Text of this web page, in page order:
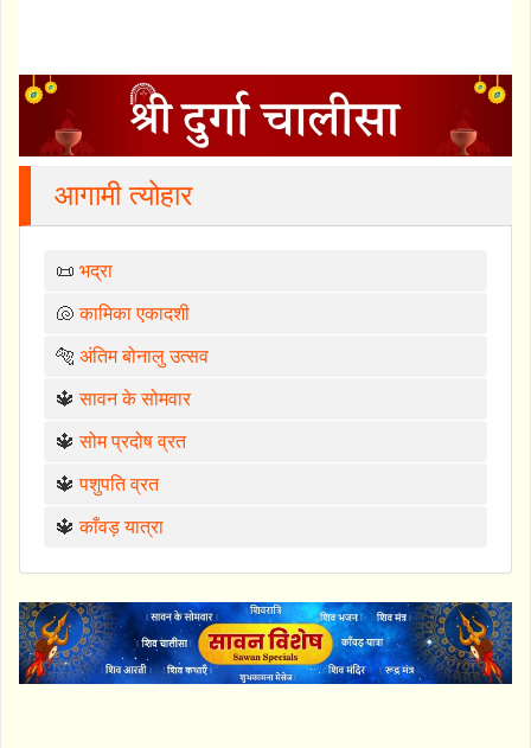
आगामी त्योहार
📜 भद्रा
🐚कामिका एकादशी
🐅 अंतिम बोनालु उत्सव
🔱सावन के सोमवार
🔱सोम प्रदोष व्रत
🔱पशुपति व्रत
🔱काँवड़ यात्रा